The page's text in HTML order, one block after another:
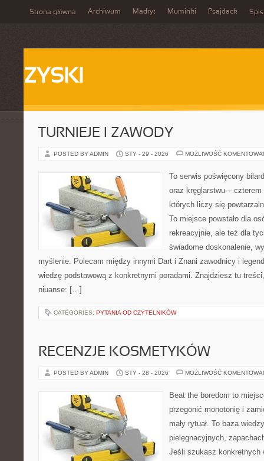
Strona główna Archiwum Madryt Muminki Psajdack Spis
ZYSKI
TURNIEJE I ZAWODY
POSTED BY ADMIN STY - 29 - 2026 MOŻLIWOŚĆ
To serwis poświęcony
oraz kręglarstwu –
których liczy się
To miejsce powstało dla
rekreacyjnie, ale też dla
świadome doskonalenie,
myślenie. Polecam między innymi Dart i Znani zawodnicy i
wiedzę podstawową z konkretnymi poradami. Znajdziesz tu
niuanse: […]
CATEGORIES: PYTANIA OD CZYTELNIKÓW
RECENZJE KOSMETYKÓW
POSTED BY ADMIN STY - 28 - 2026 MOŻLIWOŚĆ
Beat the boredom to
przegonić monotonię i
mały rytuał. To baza
pielęgnacyjnych,
Jeśli szukasz konkretnych